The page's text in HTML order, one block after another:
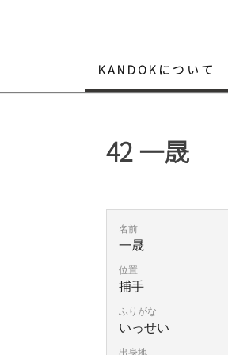
KANDOKについて
42一晟
名前
一晟
位置
捕手
ふりがな
いっせい